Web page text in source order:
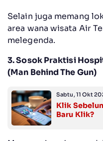
Selain juga memang
area wana wisata Air
melegenda.
3. Sosok Praktisi
(Man Behind The Gun)
Sabtu, 11 Okt
Klik
Baru Klik?